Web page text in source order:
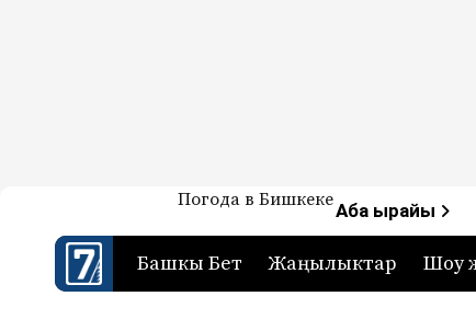
7-канал. Жаңылыктар
Жаңылыктар — Кыргызстан
Погода в БишкекеАба ырайы
Башкы Бет Жаңылыктар Шоу